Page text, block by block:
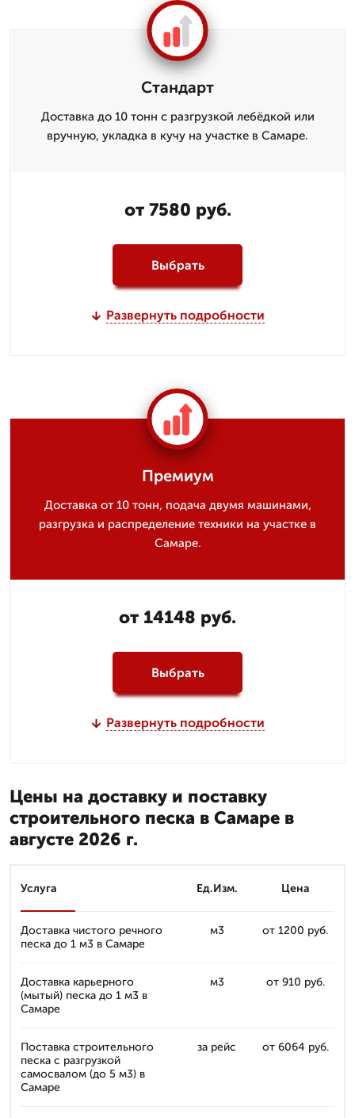
Стандарт
Доставка до 10 тонн с разгрузкой лебёдкой или
вручную, укладка в кучу на участке в Самаре.
от 7580 руб.
Выбрать
Развернуть подробности
Премиум
Доставка от 10 тонн, подача двумя машинами,
разгрузка и распределение техники на участке в
Самаре.
от 14148 руб.
Выбрать
Развернуть подробности
Цены на доставку и поставку
строительного песка в Самаре в
августе 2026 г.
Услуга Ед.Изм. Цена
Доставка чистого речного
песка до 1 м3 в Самаре
м3 от 1200 руб.
Доставка карьерного
(мытый) песка до 1 м3 в
Самаре
м3 от 910 руб.
Поставка строительного
песка с разгрузкой
самосвалом (до 5 м3) в
Самаре
за рейс от 6064 руб.